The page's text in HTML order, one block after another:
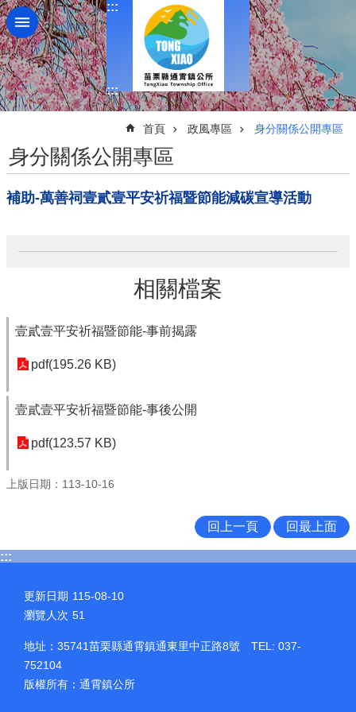
跳到主要內容區塊
:::
:::
首頁 政風專區 身分關係公開專區
身分關係公開專區
補助-萬善祠壹貳壹平安祈福暨節能減碳宣導活動
相關檔案
壹貳壹平安祈福暨節能-事前揭露
pdf(195.26 KB)
壹貳壹平安祈福暨節能-事後公開
pdf(123.57 KB)
上版日期：113-10-16
回上一頁 回最上面
:::
更新日期 115-08-10
瀏覽人次 51
地址：35741苗栗縣通霄鎮通東里中正路8號 TEL: 037-
752104
版權所有：通霄鎮公所